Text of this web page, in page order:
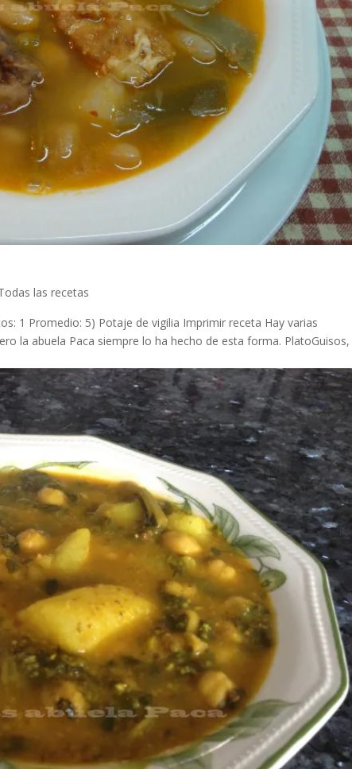
las recetas
1 Promedio: 5) Potaje de vigilia Imprimir receta Hay varias
la abuela Paca siempre lo ha hecho de esta forma. PlatoGuisos,